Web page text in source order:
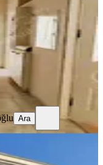
05.08.2026
Ara
Dağ Manzaralı